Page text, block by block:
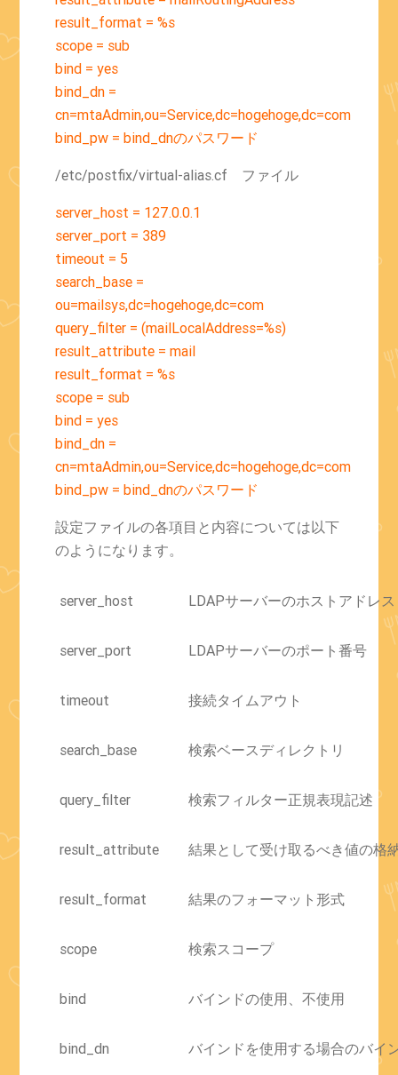
result_format = %s
scope = sub
bind = yes
bind_dn =
cn=mtaAdmin,ou=Service,dc=hogehoge,dc=com
bind_pw = bind_dnのパスワード
/etc/postfix/virtual-alias.cf ファイル
server_host = 127.0.0.1
server_port = 389
timeout = 5
search_base =
ou=mailsys,dc=hogehoge,dc=com
query_filter = (mailLocalAddress=%s)
result_attribute = mail
result_format = %s
scope = sub
bind = yes
bind_dn =
cn=mtaAdmin,ou=Service,dc=hogehoge,dc=com
bind_pw = bind_dnのパスワード
設定ファイルの各項目と内容については以下
のようになります。
server_host LDAPサーバーのホストアドレス
server_port LDAPサーバーのポート番号
timeout 接続タイムアウト
search_base 検索ベースディレクトリ
query_filter 検索フィルター正規表現記述
result_attribute 結果として受け取るべき値の格
result_format 結果のフォーマット形式
scope 検索スコープ
bind バインドの使用、不使用
bind_dn バインドを使用する場合のバイ